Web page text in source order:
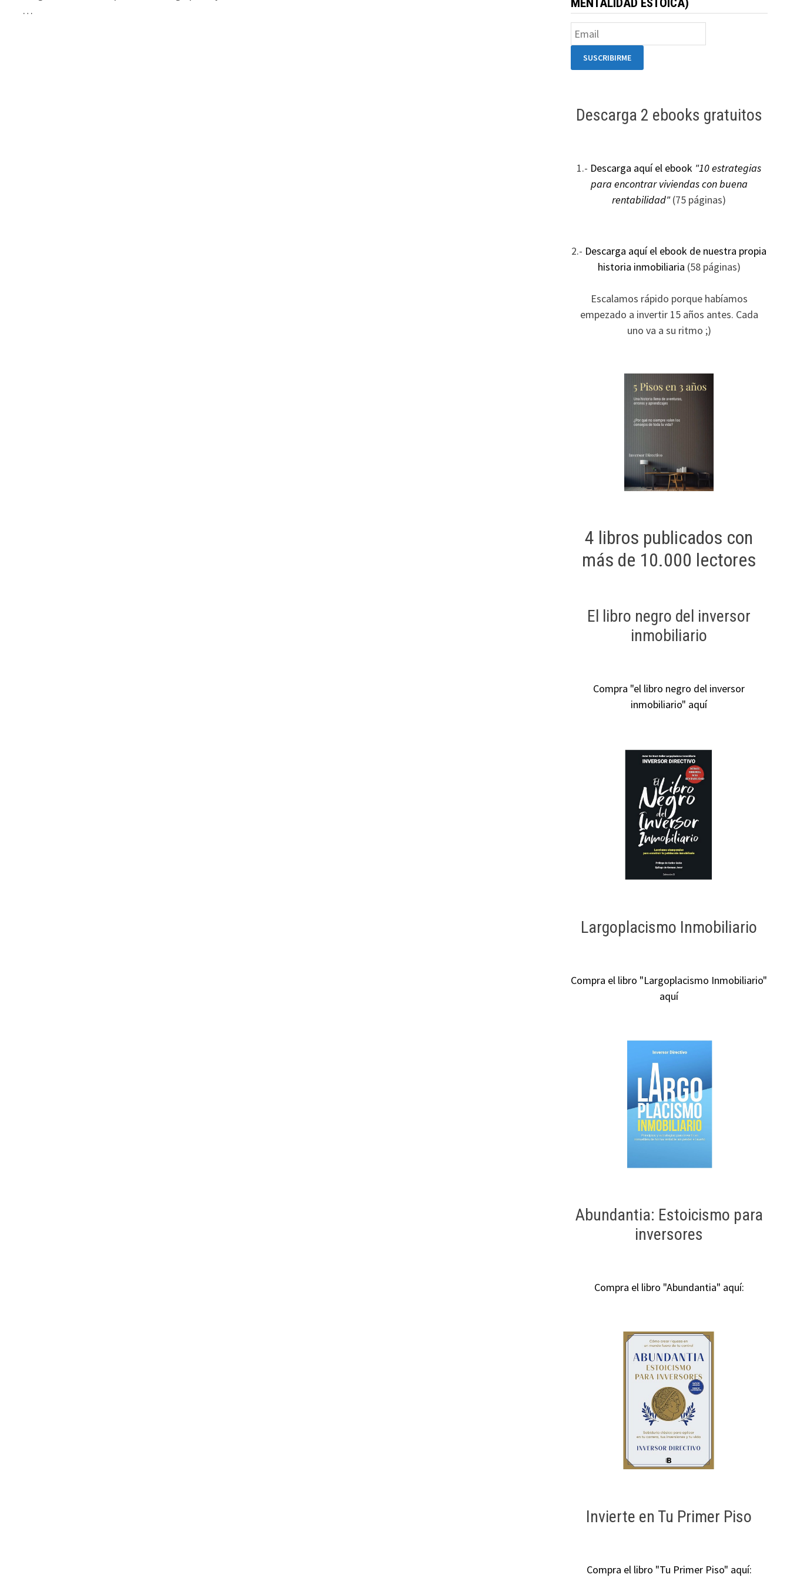
…
MENTALIDAD ESTOICA)
Descarga 2 ebooks gratuitos
1.- Descarga aquí el ebook "10 estrategias
para encontrar viviendas con buena
rentabilidad"(75 páginas)
2.- Descarga aquí el ebook de nuestra propia
historia inmobiliaria (58 páginas)
Escalamos rápido porque habíamos
empezado a invertir 15 años antes. Cada
uno va a su ritmo ;)
4 libros publicados con
más de 10.000 lectores
El libro negro del inversor
inmobiliario
Compra "el libro negro del inversor
inmobiliario" aquí
Largoplacismo Inmobiliario
Compra el libro "Largoplacismo Inmobiliario"
aquí
Abundantia: Estoicismo para
inversores
Compra el libro "Abundantia" aquí:
Invierte en Tu Primer Piso
Compra el libro "Tu Primer Piso" aquí:
web.